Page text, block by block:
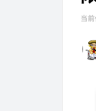
当前